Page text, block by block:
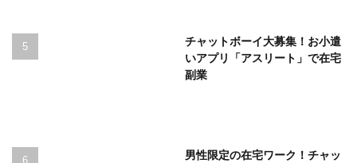
チャットボーイ大募集！お小遣
いアプリ「アスリート」で在宅
副業
男性限定の在宅ワーク！チャッ